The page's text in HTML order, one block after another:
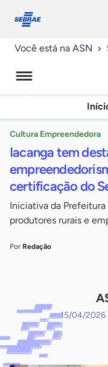
conosco
Você está na ASN
Cultura Empreendedora
Iacanga tem
certificação do
Iniciativa da
produtores rurais e
Por Redação
15/04/2026